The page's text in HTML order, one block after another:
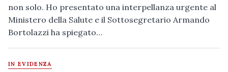
non solo. Ho presentato una interpellanza urgente al
Ministero della Salute e il Sottosegretario Armando
Bortolazzi ha spiegato…
IN EVIDENZA